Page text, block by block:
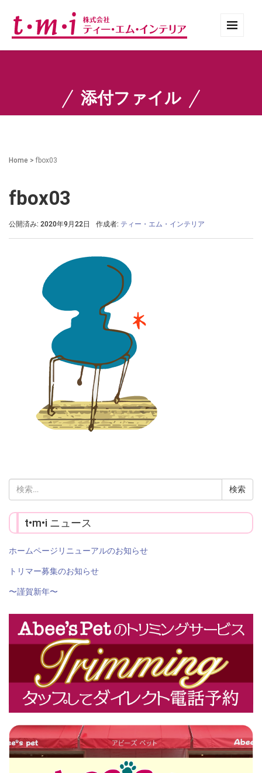
添付ファイル
Home > fbox03
fbox03
公開済み: 2020年9月22日 作成者: ティー・エム・インテリア
索:
t•m•i ニュース
ホームページリニューアルのお知らせ
トリマー募集のお知らせ
〜謹賀新年〜